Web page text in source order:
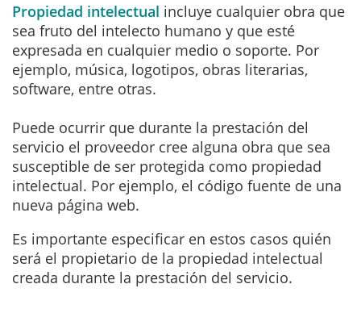
Propiedad intelectual incluye cualquier obra que
sea fruto del intelecto humano y que esté
expresada en cualquier medio o soporte. Por
ejemplo, música, logotipos, obras literarias,
software, entre otras.
Puede ocurrir que durante la prestación del
servicio el proveedor cree alguna obra que sea
susceptible de ser protegida como propiedad
intelectual. Por ejemplo, el código fuente de una
nueva página web.
Es importante especificar en estos casos quién
será el propietario de la propiedad intelectual
creada durante la prestación del servicio.